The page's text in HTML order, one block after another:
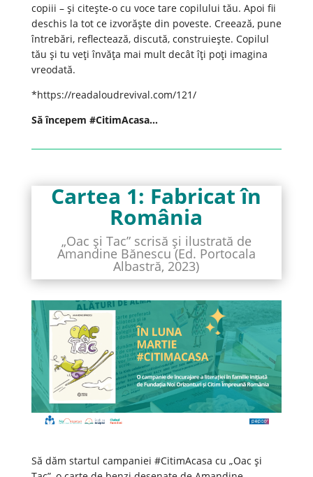
copiii – și citește-o cu voce tare copilului tău. Apoi fii
deschis la tot ce izvorăște din poveste. Creează, pune
întrebări, reflectează, discută, construiește. Copilul
tău și tu veți învăța mai mult decât îți poți imagina
vreodată.
*https://readaloudrevival.com/121/
Să începem #CitimAcasa…
Cartea 1: Fabricat în
România
„Oac și Tac” scrisă și ilustrată de
Amandine Bănescu (Ed. Portocala
Albastră, 2023)
Să dăm startul campaniei #CitimAcasa cu „Oac și